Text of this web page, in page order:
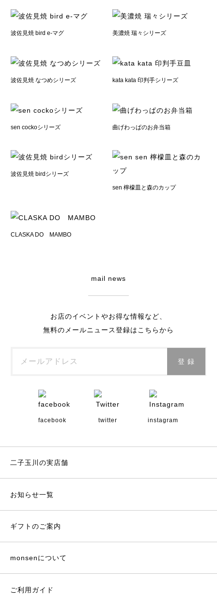
波佐見焼 bird e-マグ 美濃焼 瑞々シリーズ
波佐見焼 なつめシリーズ kata kata 印判手シリーズ
sen cockoシリーズ 曲げわっぱのお弁当箱
波佐見焼 birdシリーズ
sen 檸檬皿と森のカップ
CLASKA DO MAMBO
mail news
お店のイベントやお得な情報など、
無料のメールニュース登録はこちらから
メールアドレス 登 録
facebook twitter instagram
二子玉川の実店舗
お知らせ一覧
ギフトのご案内
monsenについて
ご利用ガイド